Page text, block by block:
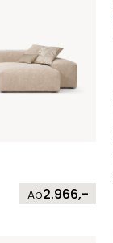
Ab2.966,-